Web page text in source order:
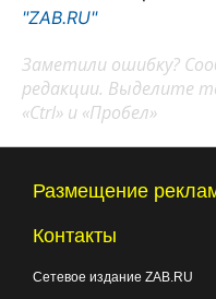
"ZAB.RU"
Заметили ошибку?
редакции. Выделите
«Ctrl» и «Пробел»
Размещение
Контакты
Сетевое издание ZAB.RU